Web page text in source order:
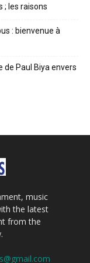
; les raisons
: bienvenue à
de Paul Biya envers
music
the latest
from the